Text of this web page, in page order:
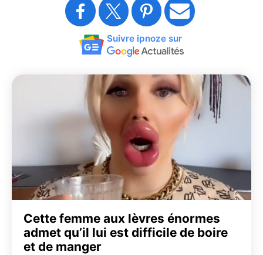
Suivre ipnoze sur
Cette femme aux lèvres énormes
admet qu’il lui est difficile de boire
et de manger